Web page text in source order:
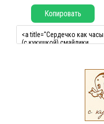
Копировать